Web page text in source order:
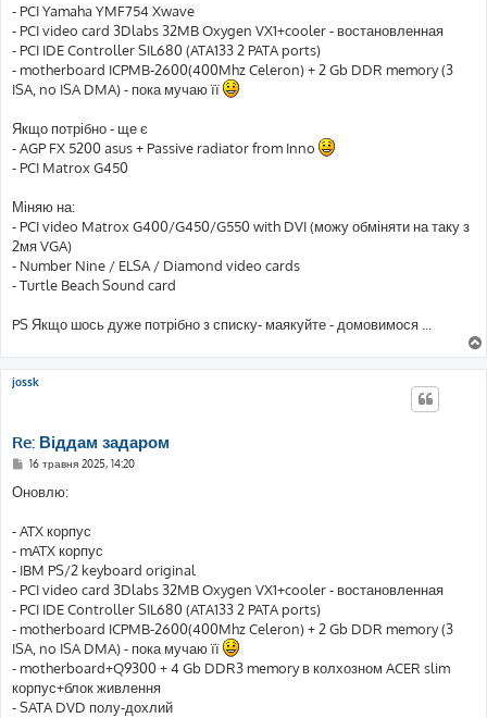
- PCI Yamaha YMF754 Xwave
- PCI video card 3Dlabs 32MB Oxygen VX1+cooler - востановленная
- PCI IDE Controller SIL680 (ATA133 2 PATA ports)
- motherboard ICPMB-2600(400Mhz Celeron) + 2 Gb DDR memory (3
ISA, no ISA DMA) - пока мучаю її
Якщо потрібно - ще є
- AGP FX 5200 asus + Passive radiator from Inno
- PCI Matrox G450
Міняю на:
- PCI video Matrox G400/G450/G550 with DVI (можу обміняти на таку з
2мя VGA)
- Number Nine / ELSA / Diamond video cards
- Turtle Beach Sound card
PS Якщо шось дуже потрібно з списку- маякуйте - домовимося ...
jossk
Re: Віддам задаром
П
в
о
л
е
н
я
16 травня 2025, 14:20
Оновлю:
- ATX корпус
- mATX корпус
- IBM PS/2 keyboard original
- PCI video card 3Dlabs 32MB Oxygen VX1+cooler - востановленная
- PCI IDE Controller SIL680 (ATA133 2 PATA ports)
- motherboard ICPMB-2600(400Mhz Celeron) + 2 Gb DDR memory (3
ISA, no ISA DMA) - пока мучаю її
- motherboard+Q9300 + 4 Gb DDR3 memory в колхозном ACER slim
корпус+блок живлення
- SATA DVD полу-дохлий